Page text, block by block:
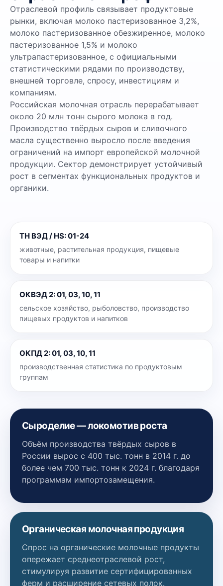
Отраслевой профиль связывает продуктовые
рынки, включая молоко пастеризованное 3,2%,
молоко пастеризованное обезжиренное, молоко
пастеризованное 1,5% и молоко
ультрапастеризованное, с официальными
статистическими рядами по производству,
внешней торговле, спросу, инвестициям и
компаниям.
Российская молочная отрасль перерабатывает
около 20 млн тонн сырого молока в год.
Производство твёрдых сыров и сливочного
масла существенно выросло после введения
ограничений на импорт европейской молочной
продукции. Сектор демонстрирует устойчивый
рост в сегментах функциональных продуктов и
органики.
ТН ВЭД / HS:01-24
животные, растительная продукция, пищевые
товары и напитки
ОКВЭД 2:01, 03, 10, 11
сельское хозяйство, рыболовство, производство
пищевых продуктов и напитков
ОКПД 2:01, 03, 10, 11
производственная статистика по продуктовым
группам
Сыроделие — локомотив роста
Объём производства твёрдых сыров в
России вырос с 400 тыс. тонн в 2014 г. до
более чем 700 тыс. тонн к 2024 г. благодаря
программам импортозамещения.
Органическая молочная продукция
Спрос на органические молочные продукты
опережает среднеотраслевой рост,
стимулируя развитие сертифицированных
ферм и расширение сетевых полок.